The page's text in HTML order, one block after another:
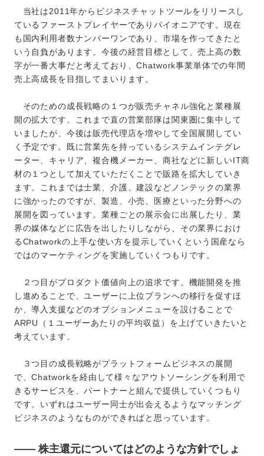
当社は2011年からビジネスチャットツールをリリースし
ているファーストプレイヤーでありパイオニアです。現在
も国内利用者数ナンバーワンであり、市場を作ってきたと
いう自負があります。今後の経営目標として、売上高の数
字が一番大事だと考えており、Chatwork事業単体での年間
売上高成長を目指してまいります。
そのための成長戦略の１つが販売チャネル強化と業種展
開の拡大です。これまで直の営業部隊は関東圏に集中して
いましたが、今後は販売代理店を増やして全国展開してい
く予定です。既に営業先を持っているシステムインテグレ
ーター、キャリア、複合機メーカー、商社などに新しいIT商
材の１つとして加えていただくことで販路を拡大していき
ます。これまでは士業、介護、建設などノンテックの業界
に強かったのですが、製造、小売、医療といった分野への
展開を図っています。業種ごとの展示会に出展したり、業
界の媒体などに広告を出したりしながら、その業界におけ
るChatworkの上手な使い方を提示していくという国産なら
ではのマーケティングを実施していくつもりです。
２つ目がプロダクト価値向上の追求です。機能開発を推
し進めることで、ユーザーに上位プランへの移行を促すほ
か、導入支援などのオプションメニューを設けることで
ARPU（１ユーザーあたりの平均収益）を上げていきたいと
考えています。
３つ目の成長戦略がプラットフォームビジネスの展開
で、Chatworkを経由して様々なアウトソーシングを利用で
きるサービスを、パートナーと組んで提供していくつもり
です。いずれはユーザー同士が出会えるようなマッチング
ビジネスのようなものができればと思っています。
―― 株主還元についてはどのような方針でしょ